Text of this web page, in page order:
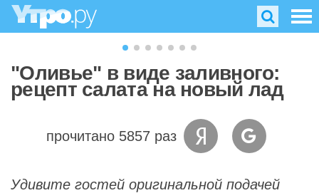
"Оливье" в виде заливного:
рецепт салата на новый лад
прочитано 5857 раз
Удивите гостей оригинальной подачей